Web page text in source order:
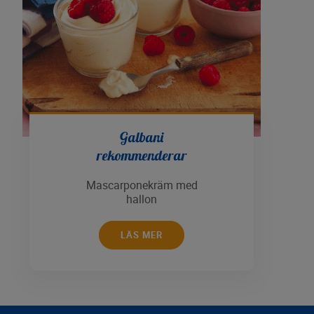
Galbani
rekommenderar
Mascarponekräm med
hallon
LÄS MER